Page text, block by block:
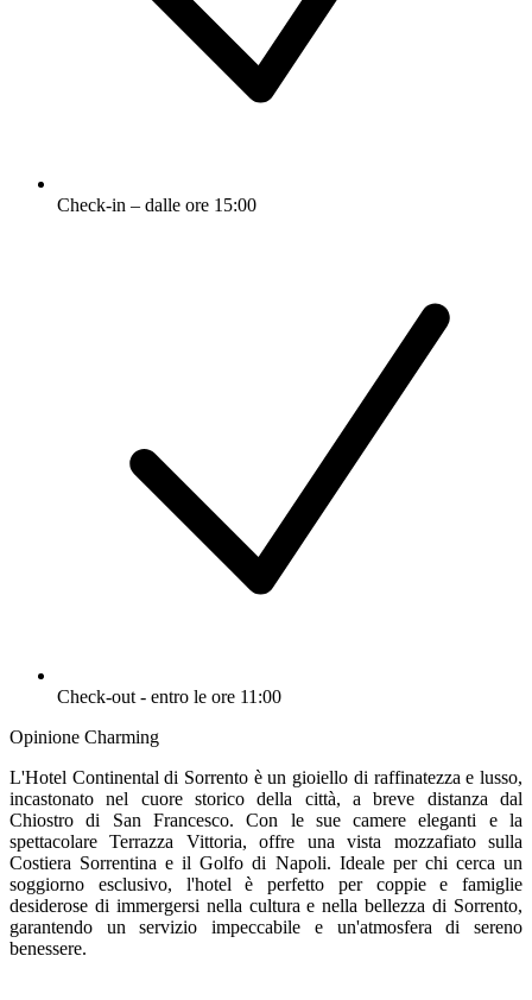
Check-in – dalle ore 15:00
Check-out - entro le ore 11:00
Opinione Charming
L'Hotel Continental di Sorrento è un gioiello di raffinatezza e lusso,
incastonato nel cuore storico della città, a breve distanza dal
Chiostro di San Francesco. Con le sue camere eleganti e la
spettacolare Terrazza Vittoria, offre una vista mozzafiato sulla
Costiera Sorrentina e il Golfo di Napoli. Ideale per chi cerca un
soggiorno esclusivo, l'hotel è perfetto per coppie e famiglie
desiderose di immergersi nella cultura e nella bellezza di Sorrento,
garantendo un servizio impeccabile e un'atmosfera di sereno
benessere.